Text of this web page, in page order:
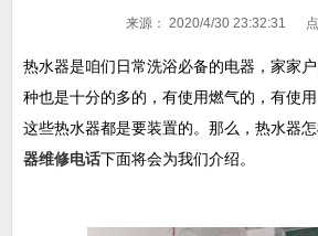
来源： 2020/4/30 23:32:31 点
热水器是咱们日常洗浴必备的电器，家家
种也是十分的多的，有使用燃气的，有使
这些热水器都是要装置的。那么，热水器
器维修电话下面将会为我们介绍。